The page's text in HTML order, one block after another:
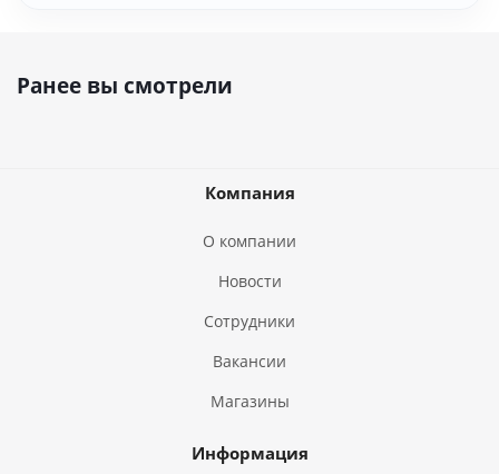
Ранее вы смотрели
Компания
О компании
Новости
Сотрудники
Вакансии
Магазины
Информация